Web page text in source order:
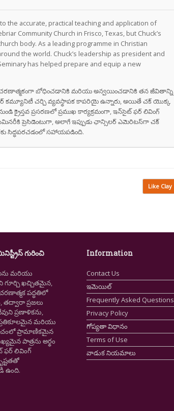
the accurate, practical teaching and application of
Community Church in Frisco, Texas, but Chuck’s
body. As a leading programme in Christian
the world. Chuck’s leadership as president and
has helped prepare and equip a new
ఆచరణాత్మకంగా బోధించడానికి మరియు అన్వయించడానికి తన జీవితాన్ని
కమ్యూనిటీ చర్చి వ్యవస్థాపక కాపరియై ఉన్నారు, అయితే చక్ యొక్క
క్రైస్తవ ప్రసరణలో ప్రముఖ కార్యక్రమంగా, ఇన్‌సైట్ ఫర్ లివింగ్
ప్రెసిడెంటుగా, అలాగే ఇప్పుడు ఛాన్సిలర్ ఎమెరిటస్‌గా చక్
సిద్ధపరచడంలో సహాయపడింది.
Like Clay
గురించి
మరియు
గూర్చి ఖచ్చితమైన,
పద్ధతిలో
ప్రజలు
ప్రణాళికను,
మరియు
ప్రామాణికమైన
పాత్రను అర్థం
ఫర్ లివింగ్
ఉంది.
Information
Contact Us
ఇమెయిల్
Frequently Asked Questions
Privacy Policy
గోప్యతా విధానం
Terms of Use
వాడుక నియమాలు